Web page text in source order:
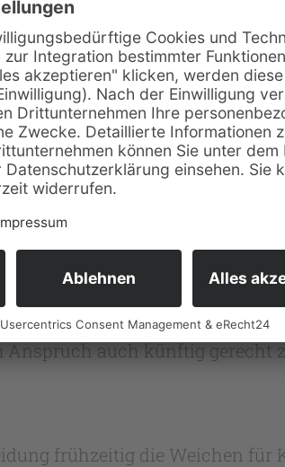
wo er schon in seiner
er sich früh für den
Chance und ein
wurde hier hervorragende
fortsetzen – gleichzeitig
den Wechsel. Vorsitzende
Entwicklung, die
Aurich gehört in vielen
auch künftig gerecht
frühzeitig die Weichen